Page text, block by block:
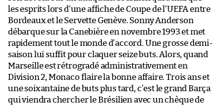
les esprits lors d’une affiche de Coupe de l’UEFA entre
Bordeaux et le Servette Genève. Sonny Anderson
débarque sur la Canebière en novembre 1993 et met
rapidement tout le monde d’accord. Une grosse demi-
saison lui suffit pour claquer seize buts. Alors, quand
Marseille est rétrogradé administrativement en
Division 2, Monaco flaire la bonne affaire. Trois ans et
une soixantaine de buts plus tard, c’est le grand Barça
qui viendra chercher le Brésilien avec un chèque de